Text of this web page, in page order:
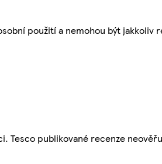
použití a nemohou být
Tesco publikované recenze